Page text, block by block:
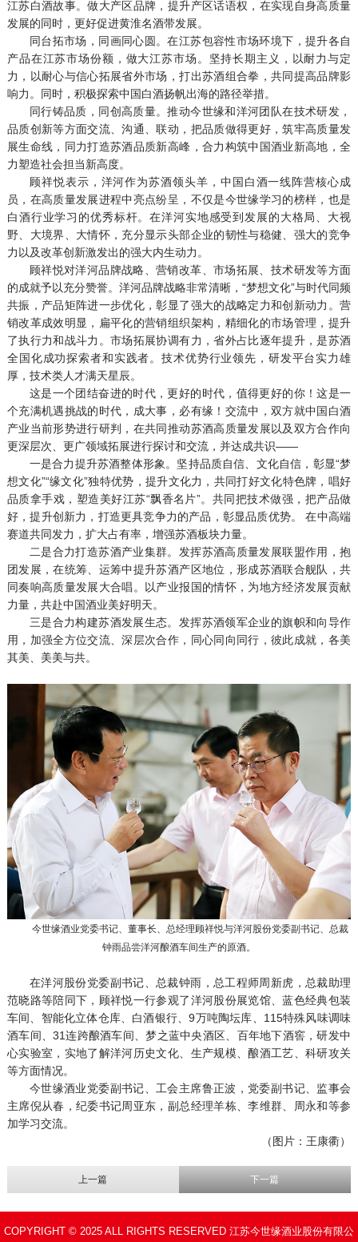
江苏白酒故事。做大产区品牌，提升产区话语权，在实现自身高质量
发展的同时，更好促进黄淮名酒带发展。
同台拓市场，同画同心圆。在江苏包容性市场环境下，提升各自
产品在江苏市场份额，做大江苏市场。坚持长期主义，以耐力与定
力，以耐心与信心拓展省外市场，打出苏酒组合拳，共同提高品牌影
响力。同时，积极探索中国白酒扬帆出海的路径举措。
同行铸品质，同创高质量。推动今世缘和洋河团队在技术研发，
品质创新等方面交流、沟通、联动，把品质做得更好，筑牢高质量发
展生命线，同力打造苏酒品质新高峰，合力构筑中国酒业新高地，全
力塑造社会担当新高度。
顾祥悦表示，洋河作为苏酒领头羊，中国白酒一线阵营核心成
员，在高质量发展进程中亮点纷呈，不仅是今世缘学习的榜样，也是
白酒行业学习的优秀标杆。在洋河实地感受到发展的大格局、大视
野、大境界、大情怀，充分显示头部企业的韧性与稳健、强大的竞争
力以及改革创新激发出的强大内生动力。
顾祥悦对洋河品牌战略、营销改革、市场拓展、技术研发等方面
的成就予以充分赞誉。洋河品牌战略非常清晰，“梦想文化”与时代同频
共振，产品矩阵进一步优化，彰显了强大的战略定力和创新动力。营
销改革成效明显，扁平化的营销组织架构，精细化的市场管理，提升
了执行力和战斗力。市场拓展协调有力，省外占比逐年提升，是苏酒
全国化成功探索者和实践者。技术优势行业领先，研发平台实力雄
厚，技术类人才满天星辰。
这是一个团结奋进的时代，更好的时代，值得更好的你！这是一
个充满机遇挑战的时代，成大事，必有缘！交流中，双方就中国白酒
产业当前形势进行研判，在共同推动苏酒高质量发展以及双方合作向
更深层次、更广领域拓展进行探讨和交流，并达成共识——
一是合力提升苏酒整体形象。坚持品质自信、文化自信，彰显“梦
想文化”“缘文化”独特优势，提升文化力，共同打好文化特色牌，唱好
品质拿手戏，塑造美好江苏“飘香名片”。共同把技术做强，把产品做
好，提升创新力，打造更具竞争力的产品，彰显品质优势。 在中高端
赛道共同发力，扩大占有率，增强苏酒板块力量。
二是合力打造苏酒产业集群。发挥苏酒高质量发展联盟作用，抱
团发展，在统筹、运筹中提升苏酒产区地位，形成苏酒联合舰队，共
同奏响高质量发展大合唱。以产业报国的情怀，为地方经济发展贡献
力量，共赴中国酒业美好明天。
三是合力构建苏酒发展生态。发挥苏酒领军企业的旗帜和向导作
用，加强全方位交流、深层次合作，同心同向同行，彼此成就，各美
其美、美美与共。
今世缘酒业党委书记、董事长、总经理顾祥悦与洋河股份党委副书记、总裁
钟雨品尝洋河酿酒车间生产的原酒。
在洋河股份党委副书记、总裁钟雨，总工程师周新虎，总裁助理
范晓路等陪同下，顾祥悦一行参观了洋河股份展览馆、蓝色经典包装
车间、智能化立体仓库、白酒银行、9万吨陶坛库、115特殊风味调味
酒车间、31连跨酿酒车间、梦之蓝中央酒区、百年地下酒窖，研发中
心实验室，实地了解洋河历史文化、生产规模、酿酒工艺、科研攻关
等方面情况。
今世缘酒业党委副书记、工会主席鲁正波，党委副书记、监事会
主席倪从春，纪委书记周亚东，副总经理羊栋、李维群、周永和等参
加学习交流。
（图片：王康衢）
上一篇 下一篇
COPYRIGHT © 2025 ALL RIGHTS RESERVED 江苏今世缘酒业股份有限公